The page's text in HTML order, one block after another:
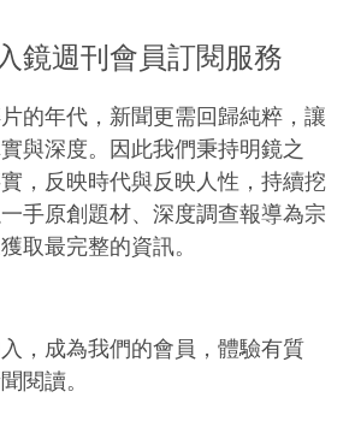
鏡週刊會員訂閱服務
的年代，新聞更需回歸純粹，讓
與深度。因此我們秉持明鏡之
，反映時代與反映人性，持續挖
手原創題材、深度調查報導為宗
取最完整的資訊。
，成為我們的會員，體驗有質
閱讀。